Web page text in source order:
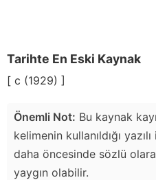
Tarihte En Eski Kaynak
[ c (1929) ]
Önemli Not: Bu kaynak
kelimenin kullanıldığı
daha öncesinde sözlü
yaygın olabilir.